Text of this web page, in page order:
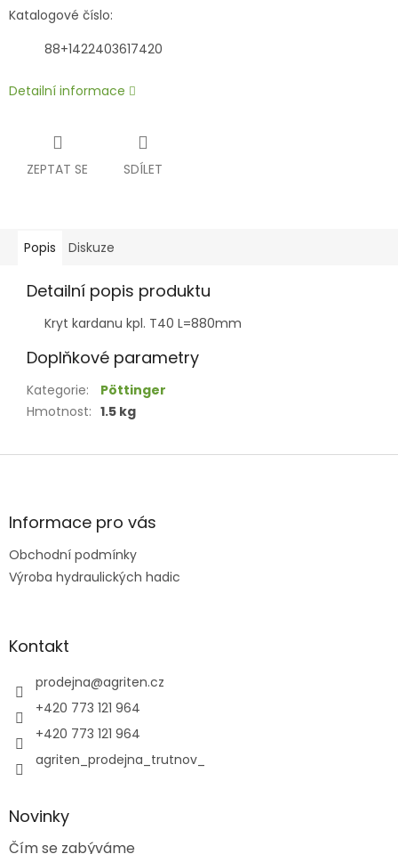
Katalogové číslo:
88+1422403617420
Detailní informace
ZEPTAT SE SDÍLET
Popis Diskuze
Detailní popis produktu
Kryt kardanu kpl. T40 L=880mm
Doplňkové parametry
Kategorie:
Pöttinger
Hmotnost: 1.5 kg
Z
aInformace pro vás
Obchodní podmínky
Výroba hydraulických hadic
Kontakt
prodejna@agriten.cz
+420 773 121 964
+420 773 121 964
agriten_prodejna_trutnov_
Novinky
Čím se zabýváme